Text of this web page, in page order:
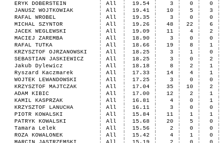
ERYK DOBERSTEIN
All 19.54 3 0
0
JANUSZ WOJTKOWIAK
All 19.41 10 5
3
RAFAL WROBEL
All 19.35 3 0
0
MICHAL SZYNTOR
All 19.26 48 22
6
JACEK WEGLEWSKI
All 19.09 11 4
2
MACIEJ ZAREMBA
All 18.90 3 0
0
RAFAL TUTKA
All 18.66 19 8
1
KRZYSZTOF OJRZANOWSKI
All 18.25 3 1
0
SEBASTIAN JASKIEWICZ
All 18.25 3 0
2
Jakub Dylewicz
All 18.18 8 2
1
Ryszard Kaczmarek
All 17.33 14 4
1
WOJTEK LEWANDOWSKI
All 17.25 3 0
0
KRZYSZTOF MAJTCZAK
All 17.04 35 10
2
ADAM KIBIC
All 17.00 12 2
1
KAMIL KASPRZAK
All 16.81 4 0
1
KRZYSZTOF LANUCHA
All 16.11 3 0
0
PIOTR KOWALSKI
All 15.84 11 1
1
PATRYK KOWALSKI
All 15.68 20 5
0
Tamara Lelek
All 15.56 2 0
0
ROZA KOWALONEK
All 15.42 4 1
0